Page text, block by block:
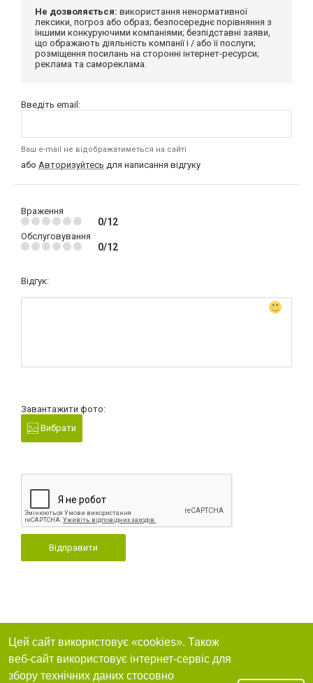
Не дозволяється: використання ненормативної
лексики, погроз або образ; безпосереднє порівняння з
іншими конкуруючими компаніями; безпідставні заяви,
що ображають діяльність компанії і / або її послуги;
розміщення посилань на сторонні інтернет-ресурси;
реклама та самореклама.
Введіть email:
Ваш e-mail не відображатиметься на сайті
або Авторизуйтесь для написання відгуку
Враження
0/12
Обслуговування
0/12
Відгук:
Завантажити фото:
Вибрати
Відправити
Цей сайт використовує «cookies». Також
веб-сайт використовує інтернет-сервіс для
збору технічних даних стосовно